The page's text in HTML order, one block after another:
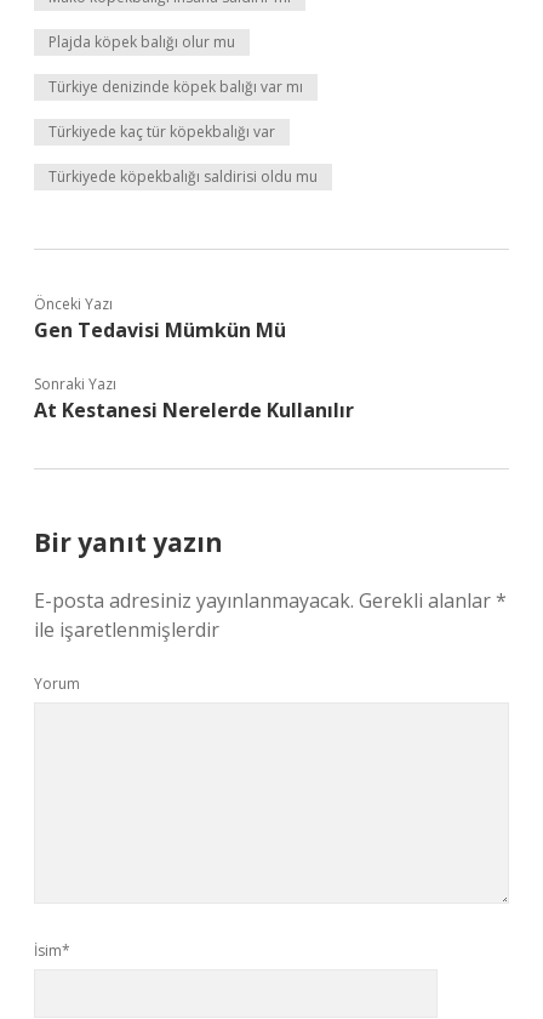
Plajda köpek balığı olur mu
Türkiye denizinde köpek balığı var mı
Türkiyede kaç tür köpekbalığı var
Türkiyede köpekbalığı saldirisi oldu mu
Önceki Yazı
Gen Tedavisi Mümkün Mü
Sonraki Yazı
At Kestanesi Nerelerde Kullanılır
Bir yanıt yazın
E-posta adresiniz yayınlanmayacak. Gerekli alanlar*
ile işaretlenmişlerdir
Yorum
İsim*